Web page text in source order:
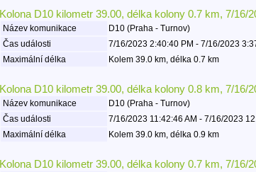
Kolona D10 kilometr 39.00, délka kolony 0.7 km, 7/16/
Název komunikace D10 (Praha - Turnov)
Čas události
7/16/2023 2:40:40 PM - 7/16/2023
Maximální délka
Kolem 39.0 km, délka 0.7 km
Kolona D10 kilometr 39.00, délka kolony 0.8 km, 7/16/
Název komunikace D10 (Praha - Turnov)
Čas události
7/16/2023 11:42:46 AM - 7/16/2023
Maximální délka
Kolem 39.0 km, délka 0.9 km
Kolona D10 kilometr 39.00, délka kolony 0.7 km, 7/16/